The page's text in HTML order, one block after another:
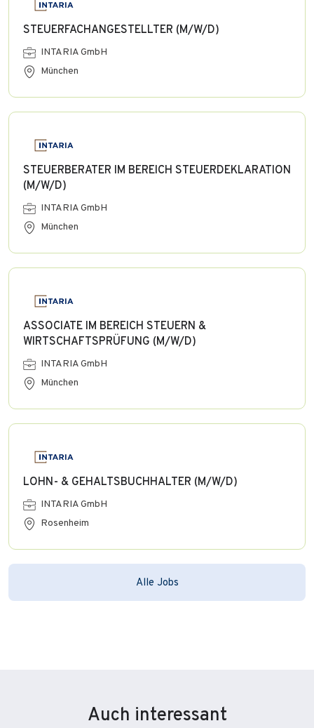
STEUERFACHANGESTELLTER (M/W/D)
INTARIA GmbH
München
STEUERBERATER IM BEREICH STEUERDEKLARATION
(M/W/D)
INTARIA GmbH
München
ASSOCIATE IM BEREICH STEUERN &
WIRTSCHAFTSPRÜFUNG (M/W/D)
INTARIA GmbH
München
LOHN- & GEHALTSBUCHHALTER (M/W/D)
INTARIA GmbH
Rosenheim
Alle Jobs
Auch interessant